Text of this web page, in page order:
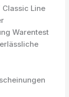
Line
Warentest